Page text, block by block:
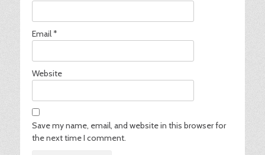
Email*
Website
Save my name, email, and website in this browser for
the next time I comment.